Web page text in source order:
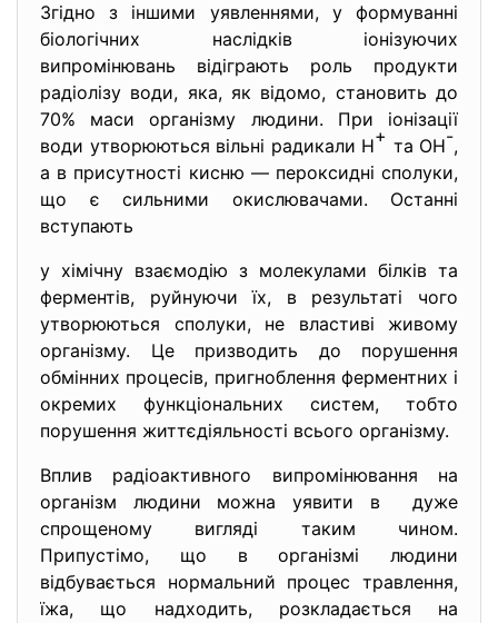
Згідно з іншими уявленнями, у формуванні
біологічних наслідків іонізуючих
випромінювань відіграють роль продукти
радіолізу води, яка, як відомо, становить до
70% маси організму людини. При іонізації
води утворюються вільні радикали Н+ та ОН-,
а в присутності кисню — пероксидні сполуки,
що є сильними окислювачами. Останні
вступають
у хімічну взаємодію з молекулами білків та
ферментів, руйнуючи їх, в результаті чого
утворюються сполуки, не властиві живому
організму. Це призводить до порушення
обмінних процесів, пригноблення ферментних і
окремих функціональних систем, тобто
порушення життєдіяльності всього організму.
Вплив радіоактивного випромінювання на
організм людини можна уявити в дуже
спрощеному вигляді таким чином.
Припустімо, що в організмі людини
відбувається нормальний процес травлення,
їжа, що надходить, розкладається на